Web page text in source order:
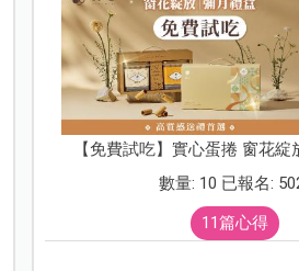
【免費試吃】實心蛋捲 窗花綻
數量: 10 已報名:
11篇心得